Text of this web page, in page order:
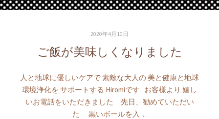
2020年4月10日
ご飯が美味しくなりました
人と地球に優しいケアで 素敵な大人の 美と健康と地球
環境浄化を サポートする Hiromiです お客様より 嬉し
いお電話をいただきました 先日、勧めていただい
た 黒いボールを入…